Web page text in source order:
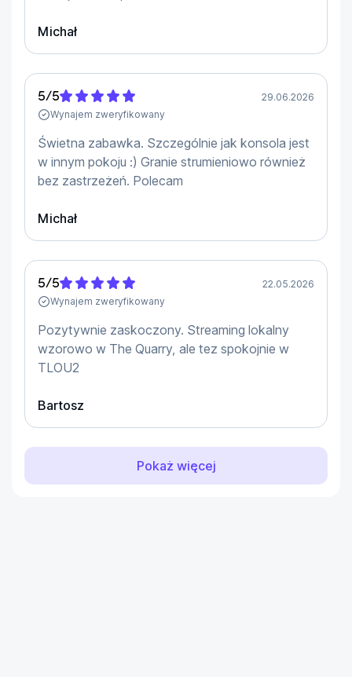
Michał
5/5
Wynajem zweryfikowany
29.06.2026
Świetna zabawka. Szczególnie jak konsola jest
w innym pokoju :) Granie strumieniowo również
bez zastrzeżeń. Polecam
Michał
5/5
Wynajem zweryfikowany
22.05.2026
Pozytywnie zaskoczony. Streaming lokalny
wzorowo w The Quarry, ale tez spokojnie w
TLOU2
Bartosz
Pokaż więcej